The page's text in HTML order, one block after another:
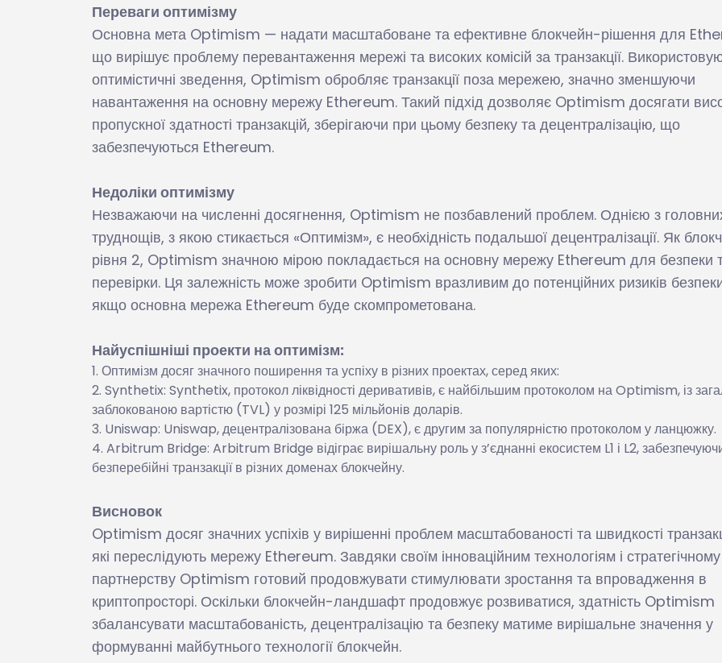
Переваги оптимізму
Основна мета Optimism — надати масштабоване та ефективне блокчейн-рішення для
що вирішує проблему перевантаження мережі та високих комісій за транзакції.
оптимістичні зведення, Optimism обробляє транзакції поза мережею, значно зменшуючи
навантаження на основну мережу Ethereum. Такий підхід дозволяє Optimism досягати
пропускної здатності транзакцій, зберігаючи при цьому безпеку та децентралізацію, що
забезпечуються Ethereum.
Недоліки оптимізму
Незважаючи на численні досягнення, Optimism не позбавлений проблем. Однією з
труднощів, з якою стикається «Оптимізм», є необхідність подальшої децентралізації. Як
рівня 2, Optimism значною мірою покладається на основну мережу Ethereum для безпеки
перевірки. Ця залежність може зробити Optimism вразливим до потенційних ризиків
якщо основна мережа Ethereum буде скомпрометована.
Найуспішніші проекти на оптимізм:
Оптимізм досяг значного поширення та успіху в різних проектах, серед яких:
Synthetix: Synthetix, протокол ліквідності деривативів, є найбільшим протоколом на Optimism, із
заблокованою вартістю (TVL) у розмірі 125 мільйонів доларів.
Uniswap: Uniswap, децентралізована біржа (DEX), є другим за популярністю протоколом у ланцюжку.
Arbitrum Bridge: Arbitrum Bridge відіграє вирішальну роль у з’єднанні екосистем L1 і L2,
безперебійні транзакції в різних доменах блокчейну.
Висновок
Optimism досяг значних успіхів у вирішенні проблем масштабованості та швидкості
які переслідують мережу Ethereum. Завдяки своїм інноваційним технологіям і стратегічному
партнерству Optimism готовий продовжувати стимулювати зростання та впровадження в
криптопросторі. Оскільки блокчейн-ландшафт продовжує розвиватися, здатність Optimism
збалансувати масштабованість, децентралізацію та безпеку матиме вирішальне значення у
формуванні майбутнього технології блокчейн.